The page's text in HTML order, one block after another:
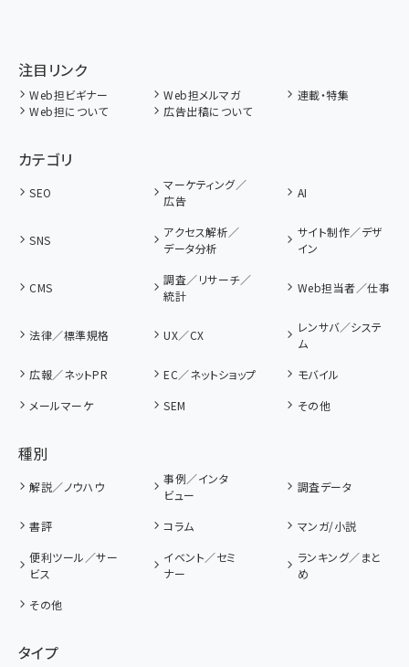
注目リンク
Web担ビギナー Web担メルマガ
連載・特集
Web担について
広告出稿について
カテゴリ
SEO
マーケティング／
広告
AI
SNS
アクセス解析／
データ分析
サイト制作／デザ
イン
CMS
調査／リサーチ／
統計
Web担当者／仕事
法律／標準規格 UX／CX
レンサバ／システ
ム
広報／ネットPR
EC／ネットショップ
モバイル
メールマーケ
SEM その他
種別
解説／ノウハウ
事例／インタ
ビュー
調査データ
書評 コラム
マンガ/小説
便利ツール／サー
ビス
イベント／セミ
ナー
ランキング／まと
め
その他
タイプ